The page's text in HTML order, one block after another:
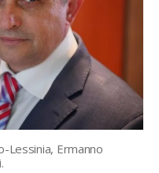
Lessinia, Ermanno